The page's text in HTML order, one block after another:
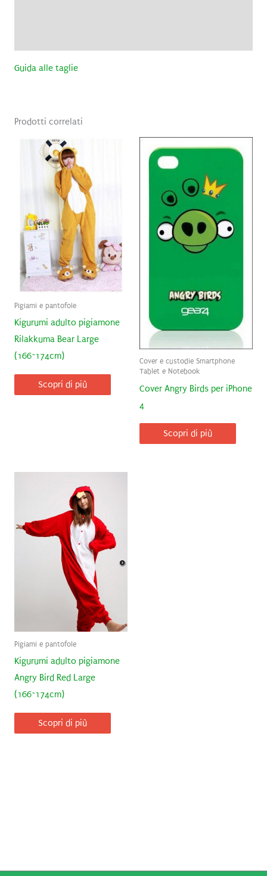
Guida alle taglie
Prodotti correlati
Pigiami e pantofole
Kigurumi adulto pigiamone
Rilakkuma Bear Large
(166~174cm)
Scopri di più
Cover e custodie Smartphone
Tablet e Notebook
Cover Angry Birds per iPhone
4
Scopri di più
Pigiami e pantofole
Kigurumi adulto pigiamone
Angry Bird Red Large
(166~174cm)
Scopri di più